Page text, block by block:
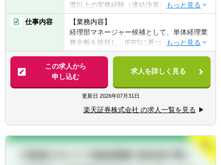
度以上の実務経験（連結決算）がある方
①事業会社または金融機関での連結会計経験
②監査法人での監査業務経験
③会計事務所での実務経験
④税理士法人での実務経験
【歓迎経験・スキル】
・金融機関等で上記に該当する業務経験
・証券会社にて主計業務のご経験がある方
・自己資本規制比率の計算を含む監督官庁等
へのモニタリング報告
・金商法監査、有価証券届出書、有価証券報
告書、決算短信作成
・会計監査対応とJ-SOX及び内部統制監査対
仕事内容
【業務内容】
経理部マネージャー候補として、単体経理業
務全般を統括し、IFRSに基づく連結決算業
務、海外子会社管理、内部統制の構築・運用
など、幅広い業務をプレイングマネージャー
として担当していただきます。自らも手を動
かしながら、チームを率いて業務効率化や高
度化を推進し、会社の成長に貢献していただ
きます。
具体的には…
・マネジメント業務: チームメンバーの育
成、業務分担、進捗管理
・単体の月次・四半期・年次決算業務の統括
この求人から
申し込む
求人を詳しく見る
更新日 2026年07月31日
楽天証券株式会社 の求人一覧を見る